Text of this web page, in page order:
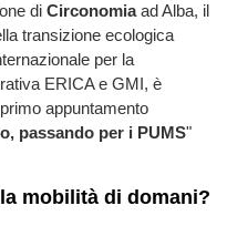
di Circonomiaad Alba, il
transizione ecologica
per la
ERICA e GMI, è
appuntamento
passando per i PUMS"
mobilità di domani?